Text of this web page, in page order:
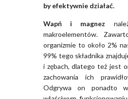
by efektywnie działać.
Wapń i magnez
makroelementów.
organizmie to około 2%
99% tego składnika
i zębach, dlatego też jest
zachowania ich
Odgrywa on ponadto